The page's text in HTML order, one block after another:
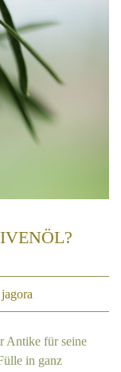
jagora
Antike für seine
in ganz